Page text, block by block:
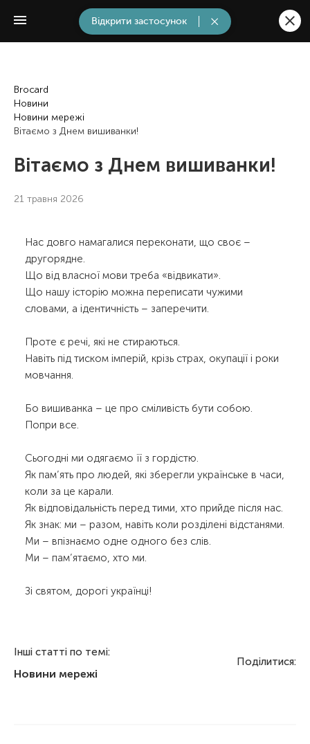
Brocard
Новини
Новини мережі
Вітаємо з Днем вишиванки!
Вітаємо з Днем вишиванки!
21 травня 2026
Нас довго намагалися переконати, що своє –
другорядне.
Що від власної мови треба «відвикати».
Що нашу історію можна переписати чужими
словами, а ідентичність – заперечити.
Проте є речі, які не стираються.
Навіть під тиском імперій, крізь страх, окупації і роки
мовчання.
Бо вишиванка – це про сміливість бути собою.
Попри все.
Сьогодні ми одягаємо її з гордістю.
Як пам’ять про людей, які зберегли українське в часи,
коли за це карали.
Як відповідальність перед тими, хто прийде після нас.
Як знак: ми – разом, навіть коли розділені відстанями.
Ми – впізнаємо одне одного без слів.
Ми – пам’ятаємо, хто ми.
Зі святом, дорогі українці!
Інші статті по темі:
Новини мережі
Поділитися:
Відкрити застосунок